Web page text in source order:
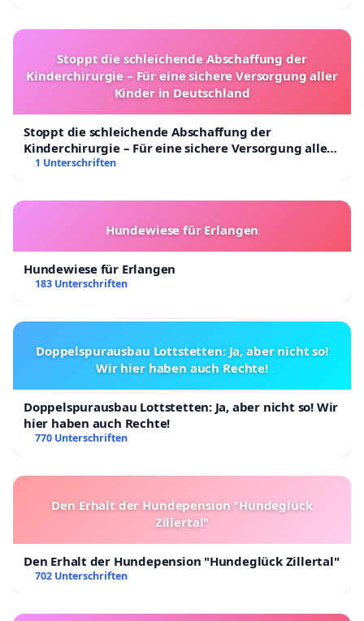
Stoppt die schleichende Abschaffung der
Kinderchirurgie – Für eine sichere Versorgung aller
Kinder in Deutschland
Stoppt die schleichende Abschaffung der
Kinderchirurgie – Für eine sichere Versorgung aller
Kinder in Deutschland
1 Unterschriften
Hundewiese für Erlangen
Hundewiese für Erlangen
183 Unterschriften
Doppelspurausbau Lottstetten: Ja, aber nicht so!
Wir hier haben auch Rechte!
Doppelspurausbau Lottstetten: Ja, aber nicht so! Wir
hier haben auch Rechte!
770 Unterschriften
Den Erhalt der Hundepension "Hundeglück
Zillertal"
Den Erhalt der Hundepension "Hundeglück Zillertal"
702 Unterschriften